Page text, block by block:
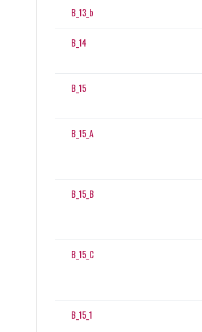
B_13_b
B_14
B_15
B_15_A
B_15_B
B_15_C
B_15_1